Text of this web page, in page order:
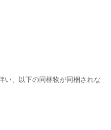
い、以下の同梱物が同梱されな